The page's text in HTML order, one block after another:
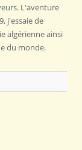
L'aventure
j'essaie de
algérienne ainsi
du monde.